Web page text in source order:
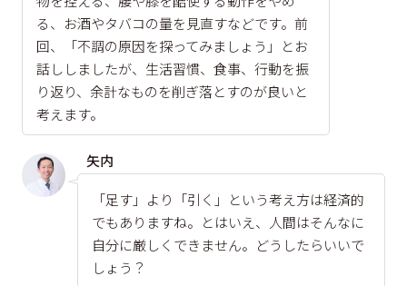
る、お酒やタバコの量を見直すなどです。前
回、「不調の原因を探ってみましょう」とお
話ししましたが、生活習慣、食事、行動を振
り返り、余計なものを削ぎ落とすのが良いと
考えます。
矢内
「足す」より「引く」という考え方は経済的
でもありますね。とはいえ、人間はそんなに
自分に厳しくできません。どうしたらいいで
しょう？